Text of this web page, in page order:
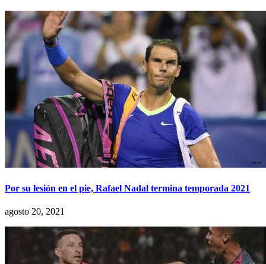
Por su lesión en el pie, Rafael Nadal termina temporada 2021
agosto 20, 2021